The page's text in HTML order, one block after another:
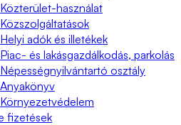
Közterület-használat
Közszolgáltatások
Helyi adók és illetékek
Piac- és lakásgazdálkodás, parkolás
Népességnyilvántartó osztály
Anyakönyv
Környezetvédelem
fizetések